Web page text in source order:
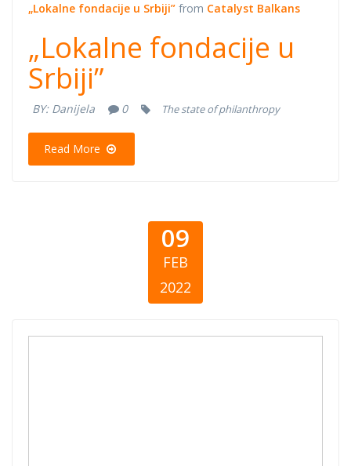
„Lokalne fondacije u Srbiji” from Catalyst Balkans
„Lokalne fondacije u
Srbiji”
BY: Danijela 0 The state of philanthropy
Read More
09
FEB
2022